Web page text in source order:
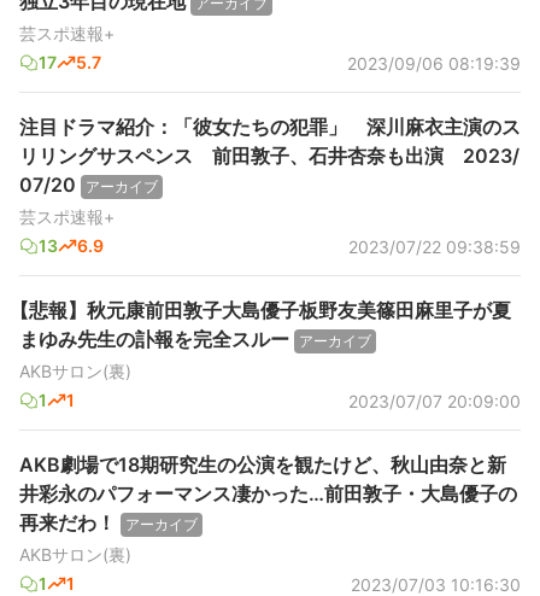
芸スポ速報+
17
5.7 2023/09/06 08:19:39
注目ドラマ紹介：「彼女たちの犯罪」 深川麻衣主演のス
リリングサスペンス 前田敦子、石井杏奈も出演 2023/
07/20
アーカイブ
芸スポ速報+
13
6.9 2023/07/22 09:38:59
【悲報】秋元康前田敦子大島優子板野友美篠田麻里子が夏
まゆみ先生の訃報を完全スルー アーカイブ
AKBサロン(裏)
1
1 2023/07/07 20:09:00
AKB劇場で18期研究生の公演を観たけど、秋山由奈と新
井彩永のパフォーマンス凄かった…前田敦子・大島優子の
再来だわ！
アーカイブ
AKBサロン(裏)
1
1 2023/07/03 10:16:30